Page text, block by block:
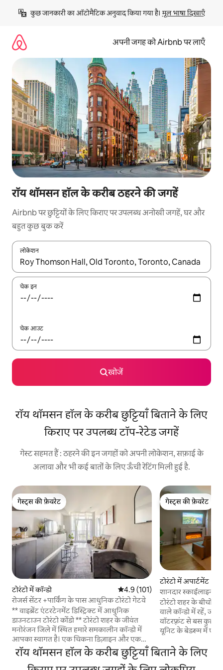
छोड़कर
कॉन्टेंट
कुछ जानकारी का ऑटोमैटिक अनुवाद किया गया है। मूल भाषा दिखाएँ
अपनी जगह को Airbnb पर लाएँ
रॉय थॉमसन हॉल के करीब ठहरने की जगहें
Airbnb पर छुट्टियों के लिए किराए पर उपलब्ध अनोखी जगहें, घर और
बहुत कुछ बुक करें
लोकेशन
नतीजों के उपलब्ध होने पर, अप और डाउन 'ऐरो की' का इस्तेमाल करके नेविगेट
चेक इन
चेक आउट
खोजें
रॉय थॉमसन हॉल के करीब छुट्टियाँ बिताने के लिए
किराए पर उपलब्ध टॉप-रेटेड जगहें
गेस्ट सहमत हैं : ठहरने की इन जगहों को अपनी लोकेशन, सफ़ाई के
अलावा और भी कई बातों के लिए ऊँची रेटिंग मिली हुई है.
गेस्ट्स की फ़ेवरेट
गेस्ट्स की फ़ेवरेट
टोरंटो में कॉन्डो औसत रेटिंग 5 में से 4.9, 101 समीक्षाएँ
4.9 (101)
रोजर्स सेंटर +पार्किंग के पास आधुनिक टोरंटो गेटवे
** वाइब्रेंट एंटरटेनमेंट डिस्ट्रिक्ट में आधुनिक
डाउनटाउन टोरंटो कोंडो ** टोरंटो शहर के जीवंत
मनोरंजन जिले में स्थित हमारे समकालीन कॉन्डो में
आपका स्वागत है। एक चिकना डिज़ाइन और एक
आरामदायक माहौल का दावा करते हुए, एक मांद के
साथ हमारी 1 - बेडरूम इकाई 4 मेहमानों के लिए एक
आरामदायक रिट्रीट प्रदान करती है। चाहे आप किसी
गेस्ट्स की फ़ेवरेट
गेस्ट्स की फ़ेवरेट
टोरंटो में अपार्टमेंट
शानदार स्काईलाइन
ही कदम की दूरी पर
टोरंटो शहर के
वाले कॉन्डो में रहें, जो
वॉटरफ़्रंट से बस कुछ
यूनिट के बेडरूम में एक
समूहों के लिए बिलकुल
तक की ऊँचाई वाली
मज़ा लें या फिर निजी
रॉय थॉमसन हॉल के करीब छुट्टियाँ बिताने के लिए